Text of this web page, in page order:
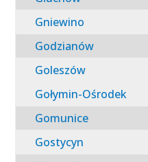
Gniewino
Godzianów
Goleszów
Gołymin-Ośrodek
Gomunice
Gostycyn